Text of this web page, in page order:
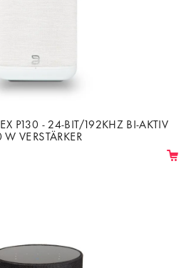
P130 - 24-BIT/192KHZ BI-AKTIV
VERSTÄRKER